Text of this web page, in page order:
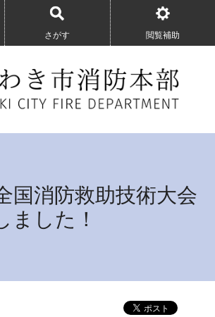
さがす 閲覧補助
国消防救助技術大会
ました！